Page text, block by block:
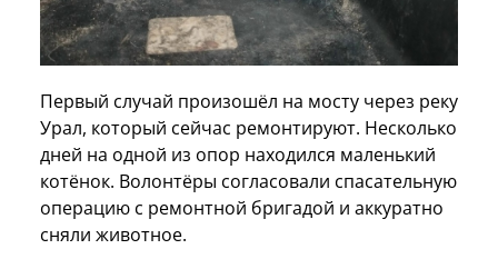
Первый случай произошёл на мосту через реку
Урал, который сейчас ремонтируют. Несколько
дней на одной из опор находился маленький
котёнок. Волонтёры согласовали спасательную
операцию с ремонтной бригадой и аккуратно
сняли животное.